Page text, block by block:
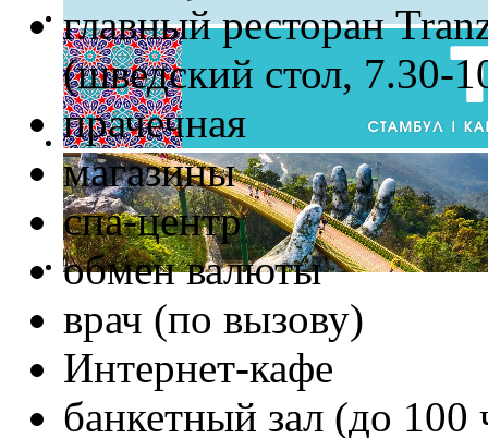
главный ресторан
(шведский стол, 7.30-
прачечная
магазины
спа-центр
обмен валюты
врач (по вызову)
Интернет-кафе
банкетный зал (до 100